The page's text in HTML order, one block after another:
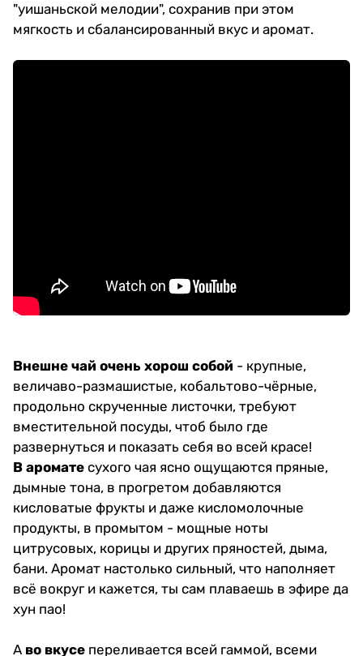
"уишаньской мелодии", сохранив при этом
мягкость и сбалансированный вкус и аромат.
Внешне чай очень хорош собой - крупные,
величаво-размашистые, кобальтово-чёрные,
продольно скрученные листочки, требуют
вместительной посуды, чтоб было где
развернуться и показать себя во всей красе!
В аромате сухого чая ясно ощущаются пряные,
дымные тона, в прогретом добавляются
кисловатые фрукты и даже кисломолочные
продукты, в промытом - мощные ноты
цитрусовых, корицы и других пряностей, дыма,
бани. Аромат настолько сильный, что наполняет
всё вокруг и кажется, ты сам плаваешь в эфире да
хун пао!
А во вкусе переливается всей гаммой, всеми